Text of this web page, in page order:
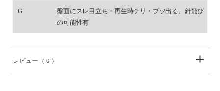
G
盤面にスレ目立ち・再生時チリ・プツ出る、針飛び
の可能性有
レビュー （ 0 ）